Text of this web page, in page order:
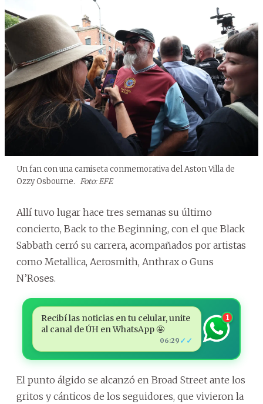
Un fan con una camiseta conmemorativa del Aston Villa de
Ozzy Osbourne. Foto: EFE
Allí tuvo lugar hace tres semanas su último
concierto, Back to the Beginning, con el que Black
Sabbath cerró su carrera, acompañados por artistas
como Metallica, Aerosmith, Anthrax o Guns
N’Roses.
Recibí las noticias en tu celular, unite
al canal de ÚH en WhatsApp 🤩
06:29 ✓✓
1
El punto álgido se alcanzó en Broad Street ante los
gritos y cánticos de los seguidores, que vivieron la